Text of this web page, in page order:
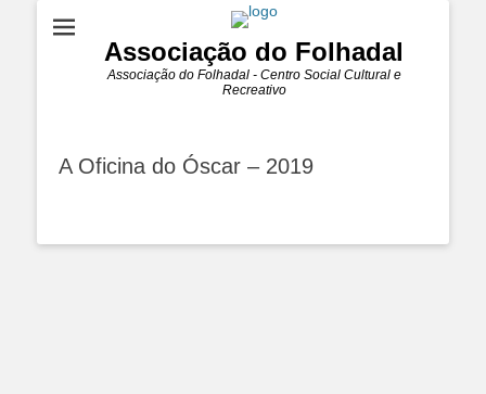
Associação do Folhadal
Associação do Folhadal - Centro Social Cultural e
Recreativo
A Oficina do Óscar – 2019